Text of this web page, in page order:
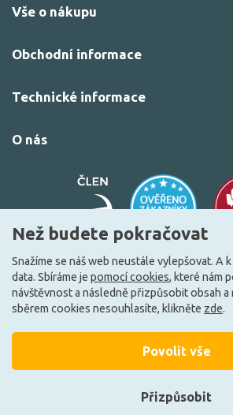
Vše o nákupu
Obchodní informace
Technické informace
O nás
© 2010–2026 Všechna práva
VytvořiloFEO.cz
Než budete pokračovat
Snažíme se náš web neustále vylepšovat. A
data. Sbíráme je pomocí cookies, které nám
návštěvnost a následně přizpůsobit obsah a
sběrem cookies nesouhlasíte, klikněte zde.
Přizpůsobit
Povolit vše